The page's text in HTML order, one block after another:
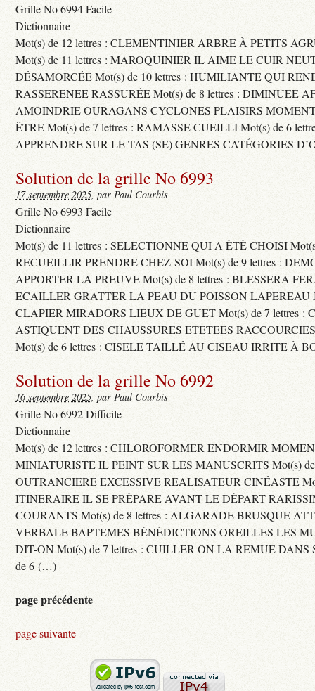
Grille No 6994 Facile
Dictionnaire
Mot(s) de 12 lettres : CLEMENTINIER ARBRE À PETITS
Mot(s) de 11 lettres : MAROQUINIER IL AIME LE CUIR
DÉSAMORCÉE Mot(s) de 10 lettres : HUMILIANTE QUI
RASSERENEE RASSURÉE Mot(s) de 8 lettres : DIMINUEE
AMOINDRIE OURAGANS CYCLONES PLAISIRS
ÊTRE Mot(s) de 7 lettres : RAMASSE CUEILLI Mot(s) de 6
APPRENDRE SUR LE TAS (SE) GENRES CATÉGORIES
Solution de la grille No 6993
17 septembre 2025, par Paul Courbis
Grille No 6993 Facile
Dictionnaire
Mot(s) de 11 lettres : SELECTIONNE QUI A ÉTÉ CHOISI
RECUEILLIR PRENDRE CHEZ-SOI Mot(s) de 9 lettres :
APPORTER LA PREUVE Mot(s) de 8 lettres : BLESSERA
ECAILLER GRATTER LA PEAU DU POISSON LAPEREAU
CLAPIER MIRADORS LIEUX DE GUET Mot(s) de 7 lettres :
ASTIQUENT DES CHAUSSURES ETETEES
Mot(s) de 6 lettres : CISELE TAILLÉ AU CISEAU IRRITE À
Solution de la grille No 6992
16 septembre 2025, par Paul Courbis
Grille No 6992 Difficile
Dictionnaire
Mot(s) de 12 lettres : CHLOROFORMER ENDORMIR
MINIATURISTE IL PEINT SUR LES MANUSCRITS Mot(s) de
OUTRANCIERE EXCESSIVE REALISATEUR CINÉASTE
ITINERAIRE IL SE PRÉPARE AVANT LE DÉPART
COURANTS Mot(s) de 8 lettres : ALGARADE BRUSQUE
VERBALE BAPTEMES BÉNÉDICTIONS OREILLES LES
DIT-ON Mot(s) de 7 lettres : CUILLER ON LA REMUE DANS
de 6 (…)
page précédente
page suivante